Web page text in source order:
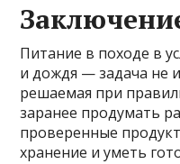
Питание в походе в
и дождя — задача не
решаемая при
заранее продумать
проверенные
хранение и уметь